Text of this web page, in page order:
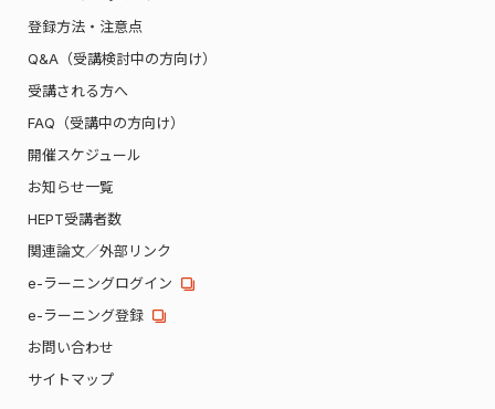
登録方法・注意点
Q&A（受講検討中の方向け）
受講される方へ
FAQ（受講中の方向け）
開催スケジュール
お知らせ一覧
HEPT受講者数
関連論文／外部リンク
e-ラーニングログイン
e-ラーニング登録
お問い合わせ
サイトマップ